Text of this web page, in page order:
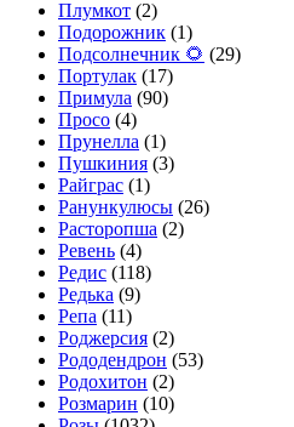
Плумкот (2)
Подорожник (1)
Подсолнечник 🌻 (29)
Портулак (17)
Примула (90)
Просо (4)
Прунелла (1)
Пушкиния (3)
Райграс (1)
Ранункулюсы (26)
Расторопша (2)
Ревень (4)
Редис (118)
Редька (9)
Репа (11)
Роджерсия (2)
Рододендрон (53)
Родохитон (2)
Розмарин (10)